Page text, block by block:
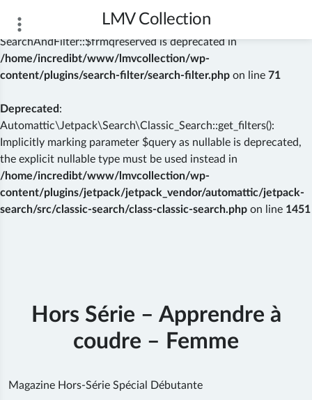
Deprecated
: Creation of dynamic property
SearchAndFilter::$frmqreserved is deprecated in
/home/incredibt/www/lmvcollection/wp-
content/plugins/search-filter/search-filter.php on line 71
Deprecated :
Automattic\Jetpack\Search\Classic_Search::get_filters():
Implicitly marking parameter $query as nullable is deprecated,
the explicit nullable type must be used instead in
/home/incredibt/www/lmvcollection/wp-
content/plugins/jetpack/jetpack_vendor/automattic/jetpack-
search/src/classic-search/class-classic-search.php on line 1451
LMV Collection
Hors Série – Apprendre à
coudre – Femme
Magazine Hors-Série Spécial Débutante